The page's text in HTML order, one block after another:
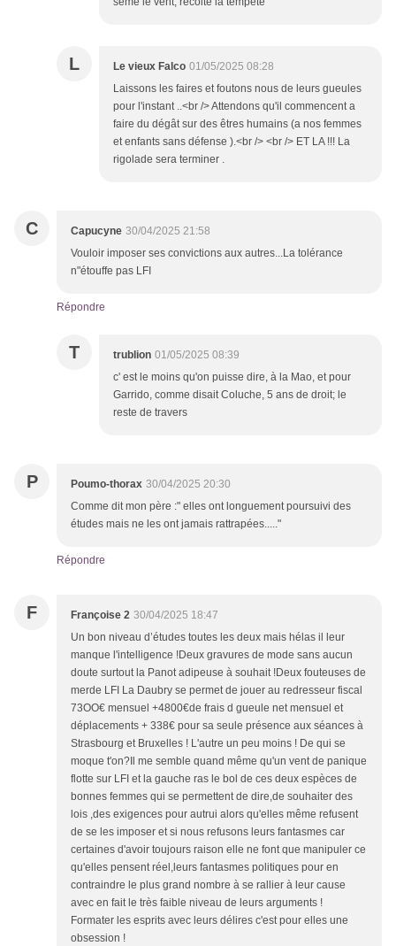
L Le vieux Falco 01/05/2025 08:28
Laissons les faires et foutons nous de leurs gueules
pour l'instant ..<br /> Attendons qu'il commencent a
faire du dégât sur des êtres humains (a nos femmes
et enfants sans défense ).<br /> <br /> ET LA !!! La
rigolade sera terminer .
C Capucyne 30/04/2025 21:58
Vouloir imposer ses convictions aux autres...La tolérance
n"étouffe pas LFI
Répondre
T trublion 01/05/2025 08:39
c' est le moins qu'on puisse dire, à la Mao, et pour
Garrido, comme disait Coluche, 5 ans de droit; le
reste de travers
P Poumo-thorax 30/04/2025 20:30
Comme dit mon père :" elles ont longuement poursuivi des
études mais ne les ont jamais rattrapées....."
Répondre
F Françoise 2 30/04/2025 18:47
Un bon niveau d’études toutes les deux mais hélas il leur
manque l'intelligence !Deux gravures de mode sans aucun
doute surtout la Panot adipeuse à souhait !Deux fouteuses de
merde LFI La Daubry se permet de jouer au redresseur fiscal
73OO€ mensuel +4800€de frais d gueule net mensuel et
déplacements + 338€ pour sa seule présence aux séances à
Strasbourg et Bruxelles ! L'autre un peu moins ! De qui se
moque t'on?Il me semble quand même qu'un vent de panique
flotte sur LFI et la gauche ras le bol de ces deux espèces de
bonnes femmes qui se permettent de dire,de souhaiter des
lois ,des exigences pour autrui alors qu'elles même refusent
de se les imposer et si nous refusons leurs fantasmes car
certaines d'avoir toujours raison elle ne font que manipuler ce
qu'elles pensent réel,leurs fantasmes politiques pour en
contraindre le plus grand nombre à se rallier à leur cause
avec en fait le très faible niveau de leurs arguments !
Formater les esprits avec leurs délires c'est pour elles une
obsession !